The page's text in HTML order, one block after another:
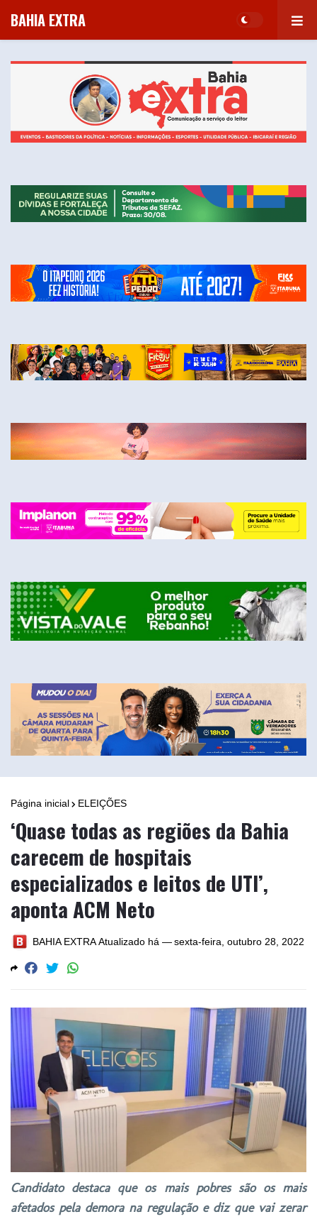
BAHIA EXTRA
Página inicial ELEIÇÕES
‘Quase todas as regiões da Bahia
carecem de hospitais
especializados e leitos de UTI’,
aponta ACM Neto
BAHIA EXTRAAtualizado há —sexta-feira, outubro 28, 2022
Candidato destaca que os mais pobres são os mais
afetados pela demora na regulação e diz que vai zerar